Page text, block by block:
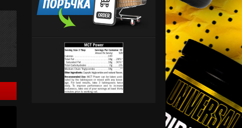
OLIMP MCT Oil 400 ml.